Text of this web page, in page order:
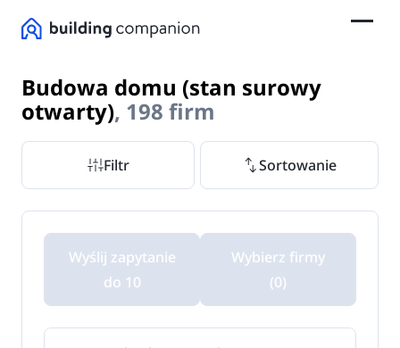
Budowa domu (stan surowy
otwarty), 198 firm
Filtr Sortowanie
Wyślij zapytanie
do 10
Wybierz firmy
(0)